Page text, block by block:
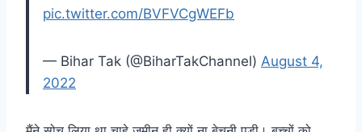
pic.twitter.com/BVFVCgWEFb
— Bihar Tak (@BiharTakChannel) August 4,
2022